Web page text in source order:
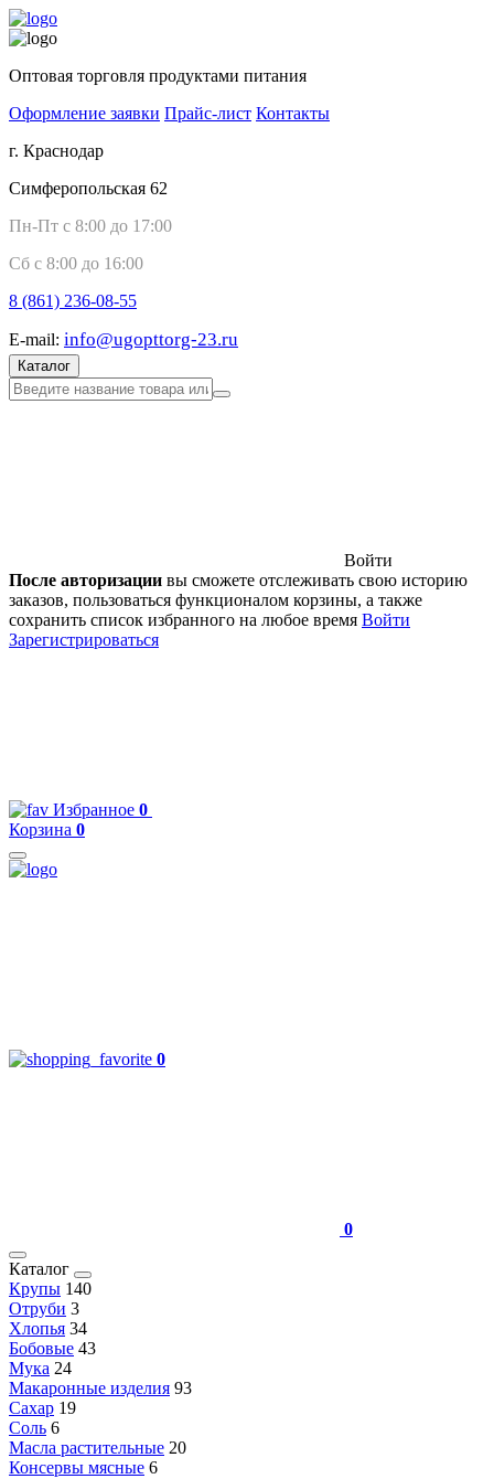
Оптовая торговля продуктами питания
Оформление заявки Прайс-лист Контакты
г. Краснодар
Симферопольская 62
Пн-Пт с 8:00 до 17:00
Сб с 8:00 до 16:00
8 (861) 236-08-55
E-mail: info@ugopttorg-23.ru
Каталог
Войти
После авторизации вы сможете отслеживать свою историю
заказов, пользоваться функционалом корзины, а также
сохранить список избранного на любое время Войти
Зарегистрироваться
Избранное 0
Корзина 0
0
0
Каталог
Крупы 140
Отруби 3
Хлопья 34
Бобовые 43
Мука 24
Макаронные изделия 93
Сахар 19
Соль 6
Масла растительные 20
Консервы мясные 6